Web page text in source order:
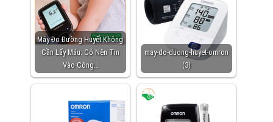
Máy Đo Đường Huyết Không
Cần Lấy Máu: Có Nên Tin
Vào Công…
may-do-duong-huyet-omron
(3)